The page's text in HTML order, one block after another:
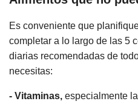
Es conveniente que
completar a lo largo de las 5
diarias recomendadas de
necesitas:
- Vitaminas, especialmente